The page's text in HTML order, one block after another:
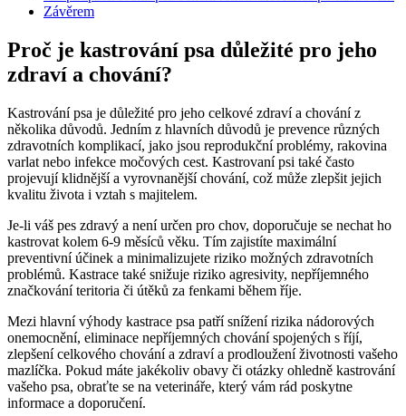
Závěrem
Proč je kastrování psa důležité pro jeho
zdraví a chování?
Kastrování psa je důležité pro jeho celkové zdraví a chování z
několika důvodů. Jedním z hlavních důvodů je prevence různých
zdravotních komplikací, jako jsou reprodukční problémy, rakovina
varlat nebo infekce močových cest. Kastrovaní psi také často
projevují klidnější a vyrovnanější chování, což může zlepšit jejich
kvalitu života i vztah s majitelem.
Je-li váš pes zdravý a není určen pro chov, doporučuje se nechat ho
kastrovat kolem 6-9 měsíců věku. Tím zajistíte maximální
preventivní účinek a minimalizujete riziko možných zdravotních
problémů. Kastrace také snižuje riziko agresivity, nepříjemného
značkování teritoria či útěků za fenkami během říje.
Mezi hlavní výhody kastrace psa patří snížení rizika nádorových
onemocnění, eliminace nepříjemných chování spojených s říjí,
zlepšení celkového chování a zdraví a prodloužení životnosti vašeho
mazlíčka. Pokud máte jakékoliv obavy či otázky ohledně kastrování
vašeho psa, obraťte se na veterináře, který vám rád poskytne
informace a doporučení.